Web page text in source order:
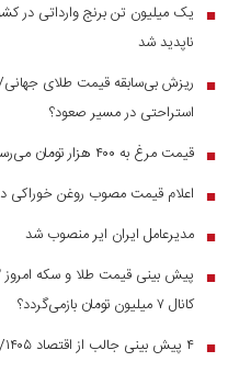
■
ناپدید شد
■
ریزش بی‌سابقه قیمت طلای جهانی/
استراحتی در مسیر صعود؟
■ قیمت مرغ به ۴۰۰ هزار تومان می‌رسد؟
■ اعلام قیمت مصوب روغن خوراکی
■ مدیرعامل ایران ایر منصوب شد
■
کانال ۷ میلیون تومان بازمی‌گردد؟
■ ۴ پیش بینی جالب از اقتصاد ۱۴۰۵/ تورم و نرخ ارز به چه رقمی می‌رسد؟